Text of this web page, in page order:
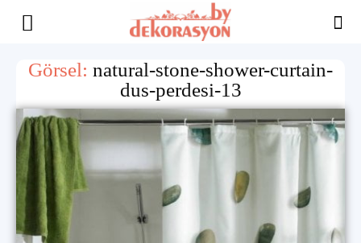
Yaşam
İlham
Görsel: natural-stone-shower-curtain-
dus-perdesi-13